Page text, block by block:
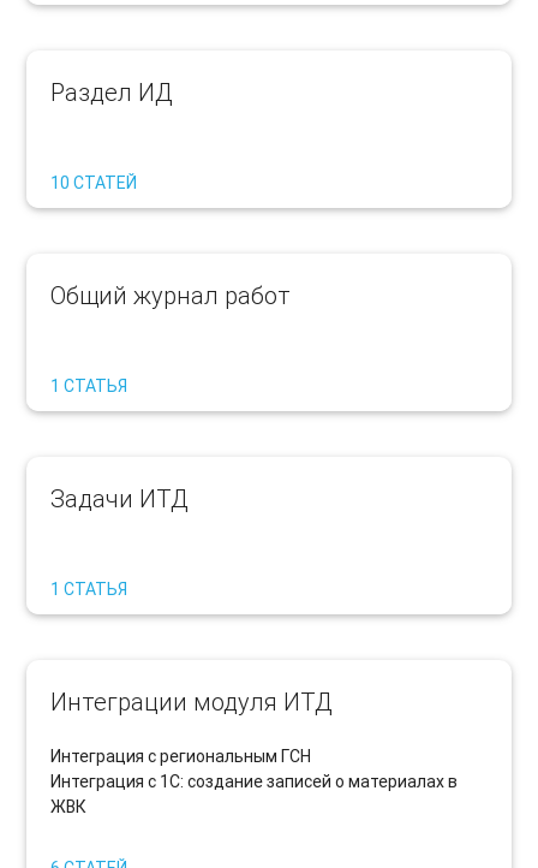
Раздел ИД
10 СТАТЕЙ
Общий журнал работ
1 СТАТЬЯ
Задачи ИТД
1 СТАТЬЯ
Интеграции модуля ИТД
Интеграция с региональным ГСН
Интеграция с 1С: создание записей о материалах в
ЖВК